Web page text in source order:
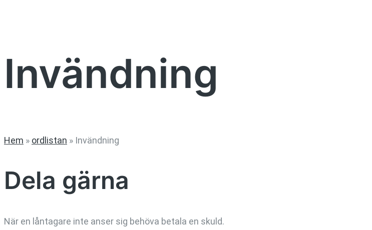
Invändning
Hem » ordlistan » Invändning
Dela gärna
När en låntagare inte anser sig behöva betala en skuld.